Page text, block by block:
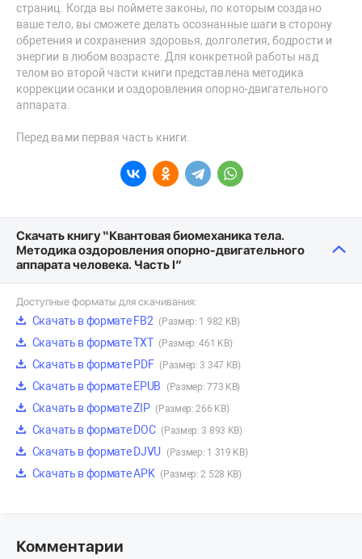
страниц. Когда вы поймете законы, по которым создано
ваше тело, вы сможете делать осознанные шаги в сторону
обретения и сохранения здоровья, долголетия, бодрости и
энергии в любом возрасте. Для конкретной работы над
телом во второй части книги представлена методика
коррекции осанки и оздоровления опорно-двигательного
аппарата.
Перед вами первая часть книги.
Скачать книгу “Квантовая биомеханика тела.
Методика оздоровления опорно-двигательного
аппарата человека. Часть I”
Доступные форматы для скачивания:
Скачать в формате FB2 (Размер: 1 982 KB)
Скачать в формате TXT (Размер: 461 KB)
Скачать в формате PDF (Размер: 3 347 KB)
Скачать в формате EPUB (Размер: 773 KB)
Скачать в формате ZIP (Размер: 266 KB)
Скачать в формате DOC (Размер: 3 893 KB)
Скачать в формате DJVU (Размер: 1 319 KB)
Скачать в формате APK (Размер: 2 528 KB)
Комментарии